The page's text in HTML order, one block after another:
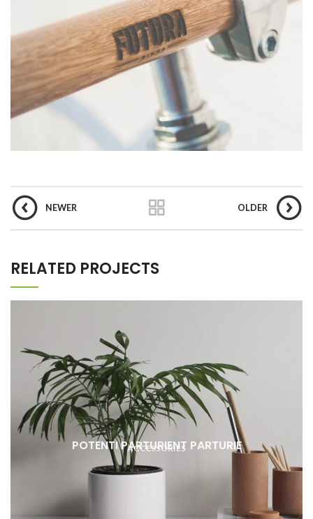
NEWER OLDER
RELATED PROJECTS
ACCESSORIES
POTENTI PARTURIENT PARTURIE